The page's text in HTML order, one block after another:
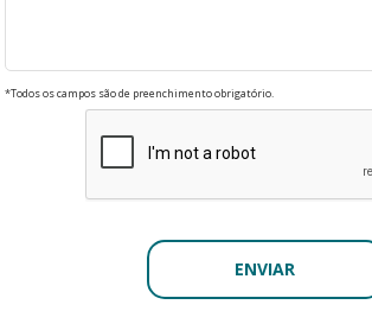
*Todos os campos são de preenchimento obrigatório.